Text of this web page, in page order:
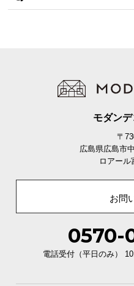
モダン
〒
広島県広島市
ロアール
お問
0570-
電話受付（平日のみ）